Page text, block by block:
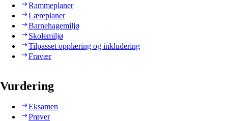
Rammeplaner
Læreplaner
Barnehagemiljø
Skolemiljø
Tilpasset opplæring og inkludering
Fravær
Vurdering
Eksamen
Prøver